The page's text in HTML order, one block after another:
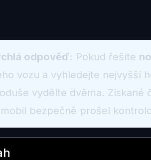
odpověď: Pokud řešíte
vozu a vyhledejte nejvyšší
vydělte dvěma. Získané
bezpečně prošel